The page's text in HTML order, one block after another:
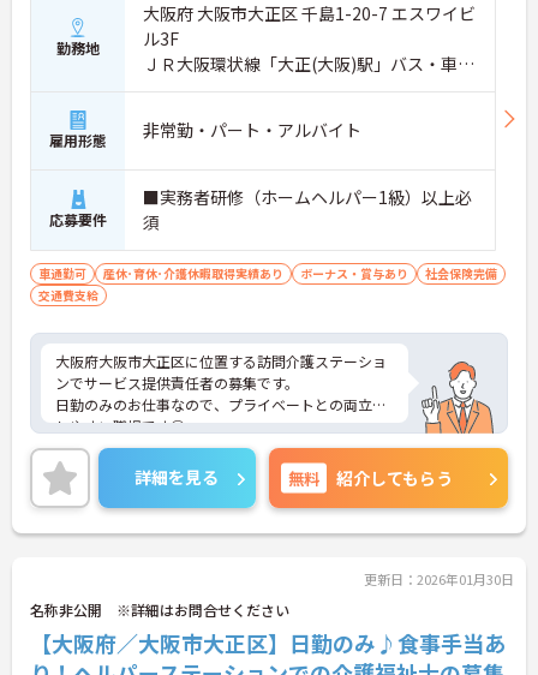
勤務地
大阪府 大阪市大正区 千島1-20-7 エスワイビ
ル3F
ＪＲ大阪環状線「大正(大阪)駅」バス・車5
分
雇用形態 非常勤・パート・アルバイト
応募要件
■実務者研修（ホームヘルパー1級）以上必
須
車通勤可 産休･育休･介護休暇取得実績あり ボーナス・賞与あり
社会保険完備
交通費支給
大阪府大阪市大正区に位置する訪問介護ステーショ
ンでサービス提供責任者の募集です。
日勤のみのお仕事なので、プライベートとの両立が
しやすい職場です◎
また、昇給賞与あり！頑張りはしっかり評価されま
す♪
ご興味のある方はご面接のポイントお伝えしますの
でご気軽にお問い合わせください。
詳細を見る 無料 紹介してもらう
更新日：2026年01月30日
名称非公開 ※詳細はお問合せください
【大阪府／大阪市大正区】日勤のみ♪食事手当あ